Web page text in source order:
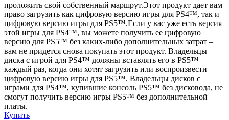
проложить свой собственный маршрут.Этот продукт дает вам
право загрузить как цифровую версию игры для PS4™, так и
цифровую версию игры для PS5™.Если у вас уже есть версия
этой игры для PS4™, вы можете получить ее цифровую
версию для PS5™ без каких-либо дополнительных затрат –
вам не придется снова покупать этот продукт. Владельцы
диска с игрой для PS4™ должны вставлять его в PS5™
каждый раз, когда они хотят загрузить или воспроизвести
цифровую версию игры для PS5™. Владельцы дисков с
играми для PS4™, купившие консоль PS5™ без дисковода, не
смогут получить версию игры PS5™ без дополнительной
платы.
Купить